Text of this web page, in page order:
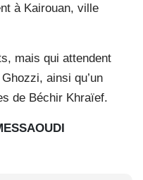
à Kairouan, ville
mais qui attendent
ainsi qu’un
de Béchir Khraïef.